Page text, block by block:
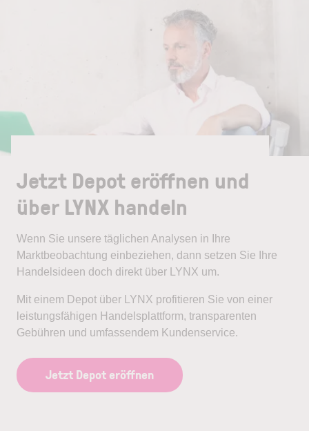
Jetzt Depot eröffnen und
über LYNX handeln
Wenn Sie unsere täglichen Analysen in Ihre
Marktbeobachtung einbeziehen, dann setzen Sie Ihre
Handelsideen doch direkt über LYNX um.
Mit einem Depot über LYNX profitieren Sie von einer
leistungsfähigen Handelsplattform, transparenten
Gebühren und umfassendem Kundenservice.
Jetzt Depot eröffnen